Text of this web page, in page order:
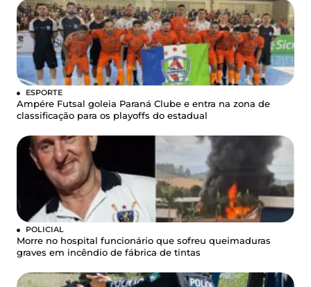
ESPORTE
Ampére Futsal goleia Paraná Clube e entra na zona de
classificação para os playoffs do estadual
POLICIAL
Morre no hospital funcionário que sofreu queimaduras
graves em incêndio de fábrica de tintas